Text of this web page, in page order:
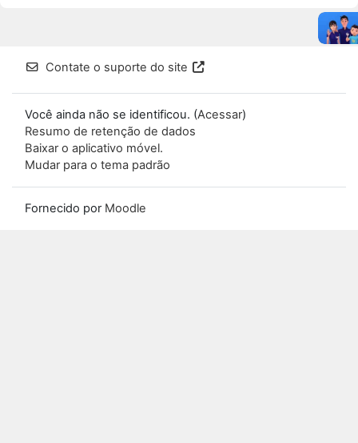
Contate o suporte do site
Você ainda não se identificou. (Acessar)
Resumo de retenção de dados
Baixar o aplicativo móvel.
Mudar para o tema padrão
Fornecido por Moodle